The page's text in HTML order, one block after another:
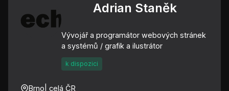
Adrian Staněk
Vývojář a programátor webových stránek
a systémů / grafik a ilustrátor
k dispozici
Brno | celá ČR